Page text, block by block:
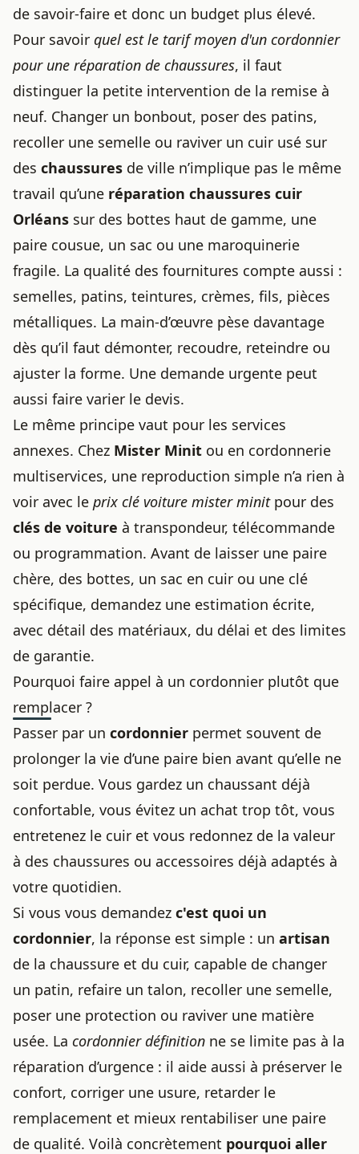
de savoir-faire et donc un budget plus élevé.
Pour savoir quel est le tarif moyen d'un cordonnier
pour une réparation de chaussures, il faut
distinguer la petite intervention de la remise à
neuf. Changer un bonbout, poser des patins,
recoller une semelle ou raviver un cuir usé sur
des chaussures de ville n’implique pas le même
travail qu’une réparation chaussures cuir
Orléans sur des bottes haut de gamme, une
paire cousue, un sac ou une maroquinerie
fragile. La qualité des fournitures compte aussi :
semelles, patins, teintures, crèmes, fils, pièces
métalliques. La main-d’œuvre pèse davantage
dès qu’il faut démonter, recoudre, reteindre ou
ajuster la forme. Une demande urgente peut
aussi faire varier le devis.
Le même principe vaut pour les services
annexes. Chez Mister Minit ou en cordonnerie
multiservices, une reproduction simple n’a rien à
voir avec le prix clé voiture mister minitpour des
clés de voiture à transpondeur, télécommande
ou programmation. Avant de laisser une paire
chère, des bottes, un sac en cuir ou une clé
spécifique, demandez une estimation écrite,
avec détail des matériaux, du délai et des limites
de garantie.
Pourquoi faire appel à un cordonnier plutôt que
remplacer ?
Passer par un cordonnier permet souvent de
prolonger la vie d’une paire bien avant qu’elle ne
soit perdue. Vous gardez un chaussant déjà
confortable, vous évitez un achat trop tôt, vous
entretenez le cuir et vous redonnez de la valeur
à des chaussures ou accessoires déjà adaptés à
votre quotidien.
Si vous vous demandez c'est quoi un
cordonnier, la réponse est simple : un artisan
de la chaussure et du cuir, capable de changer
un patin, refaire un talon, recoller une semelle,
poser une protection ou raviver une matière
usée. La cordonnier définition ne se limite pas à la
réparation d’urgence : il aide aussi à préserver le
confort, corriger une usure, retarder le
remplacement et mieux rentabiliser une paire
de qualité. Voilà concrètement pourquoi aller